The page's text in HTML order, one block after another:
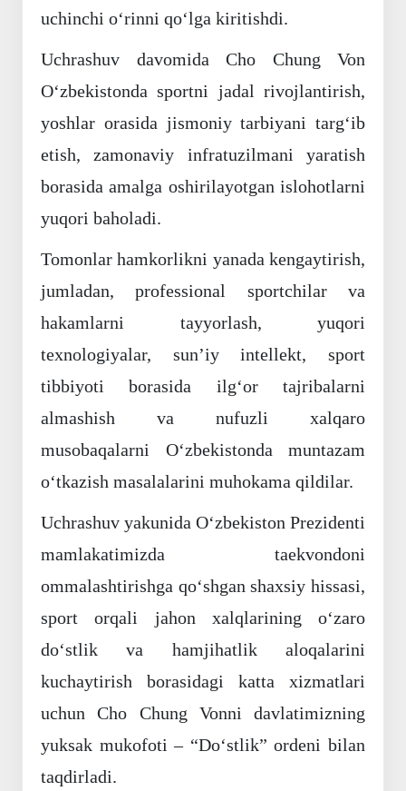
uchinchi oʻrinni qoʻlga kiritishdi.
Uchrashuv davomida Cho Chung Von
Oʻzbekistonda sportni jadal rivojlantirish,
yoshlar orasida jismoniy tarbiyani targʻib
etish, zamonaviy infratuzilmani yaratish
borasida amalga oshirilayotgan islohotlarni
yuqori baholadi.
Tomonlar hamkorlikni yanada kengaytirish,
jumladan, professional sportchilar va
hakamlarni tayyorlash, yuqori
texnologiyalar, sunʼiy intellekt, sport
tibbiyoti borasida ilgʻor tajribalarni
almashish va nufuzli xalqaro
musobaqalarni Oʻzbekistonda muntazam
oʻtkazish masalalarini muhokama qildilar.
Uchrashuv yakunida Oʻzbekiston Prezidenti
mamlakatimizda taekvondoni
ommalashtirishga qoʻshgan shaxsiy hissasi,
sport orqali jahon xalqlarining oʻzaro
doʻstlik va hamjihatlik aloqalarini
kuchaytirish borasidagi katta xizmatlari
uchun Cho Chung Vonni davlatimizning
yuksak mukofoti – “Doʻstlik” ordeni bilan
taqdirladi.